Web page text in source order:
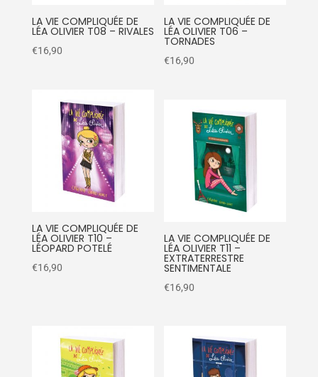
LA VIE COMPLIQUÉE DE
LÉA OLIVIER T08 – RIVALES
€16,90
LA VIE COMPLIQUÉE DE
LÉA OLIVIER T06 –
TORNADES
€16,90
LA VIE COMPLIQUÉE DE
LÉA OLIVIER T10 –
LÉOPARD POTELÉ
€16,90
LA VIE COMPLIQUÉE DE
LÉA OLIVIER T11 –
EXTRATERRESTRE
SENTIMENTALE
€16,90